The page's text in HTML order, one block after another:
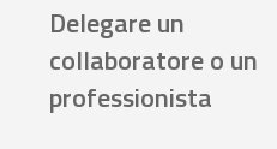
Delegare un
collaboratore o un
professionista